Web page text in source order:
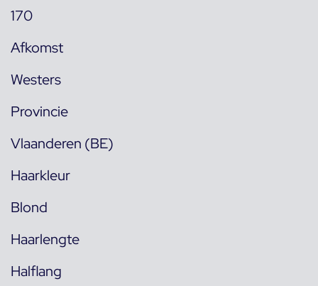
170
Afkomst
Westers
Provincie
Vlaanderen (BE)
Haarkleur
Blond
Haarlengte
Halflang